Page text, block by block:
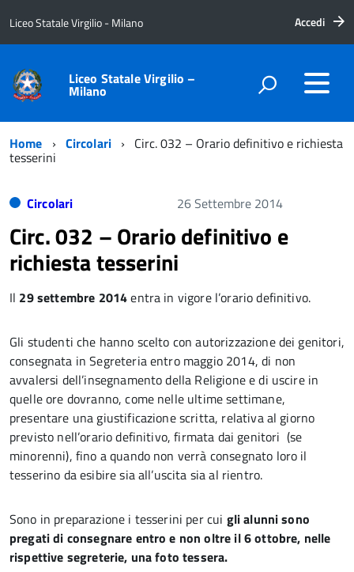
Liceo Statale Virgilio - Milano Accedi
Liceo Statale Virgilio –
Milano
Home Circolari Circ. 032 – Orario definitivo e richiesta
tesserini
Circolari 26 Settembre 2014
Circ. 032 – Orario definitivo e
richiesta tesserini
Il 29 settembre 2014entra in vigore l’orario definitivo.
Gli studenti che hanno scelto con autorizzazione dei genitori,
consegnata in Segreteria entro maggio 2014, di non
avvalersi dell’insegnamento della Religione e di uscire in
quelle ore dovranno, come nelle ultime settimane,
presentare una giustificazione scritta, relativa al giorno
previsto nell’orario definitivo, firmata dai genitori (se
minorenni), fino a quando non verrà consegnato loro il
tesserino da esibire sia all’uscita sia al rientro.
Sono in preparazione i tesserini per cui gli alunni sono
pregati di consegnare entro e non oltre il 6 ottobre, nelle
rispettive segreterie, una foto tessera.